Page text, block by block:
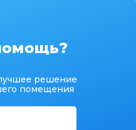
решение
помещения